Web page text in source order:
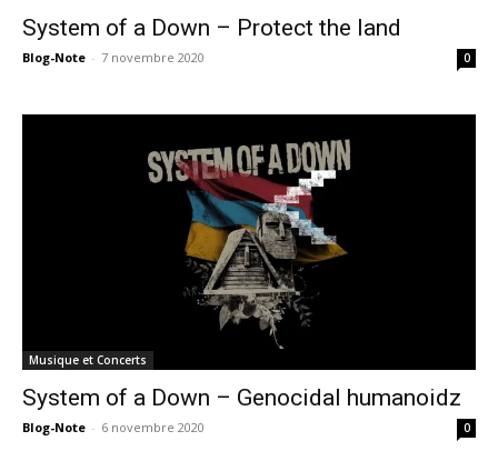
System of a Down – Protect the land
Blog-Note - 7 novembre 2020 0
Musique et Concerts
System of a Down – Genocidal humanoidz
Blog-Note - 6 novembre 2020 0